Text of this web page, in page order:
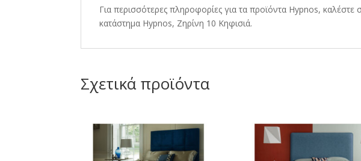
Για περισσότερες πληροφορίες για τα προϊόντα Hypnos, καλέστε
κατάστημα Hypnos, Ζηρίνη 10 Κηφισιά.
Σχετικά προϊόντα